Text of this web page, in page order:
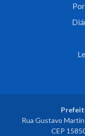
Rua Gustavo
CEP